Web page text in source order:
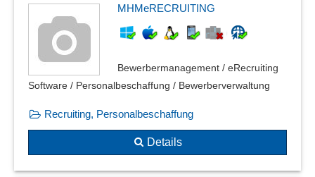
MHMeRECRUITING
Bewerbermanagement / eRecruiting
Software / Personalbeschaffung / Bewerberverwaltung
Recruiting, Personalbeschaffung
Details